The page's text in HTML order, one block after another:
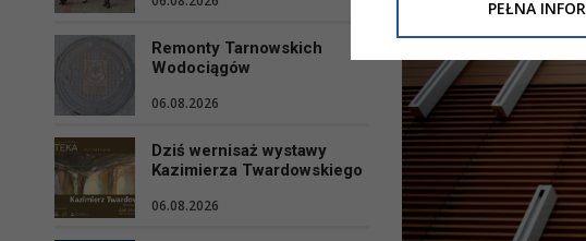
Remonty Tarnowskich
Wodociągów
06.08.2026
Dziś wernisaż wystawy
Kazimierza Twardowskiego
06.08.2026
Niniejsza informacja
PEŁNA